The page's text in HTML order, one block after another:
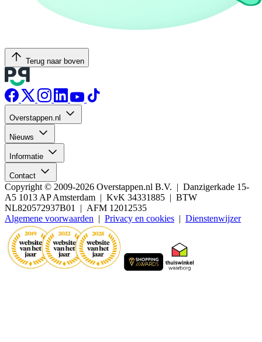
Terug naar boven
Overstappen.nl
Nieuws
Informatie
Contact
Copyright © 2009-2026 Overstappen.nl B.V. | Danzigerkade 15-
A5 1013 AP Amsterdam | KvK 34331885 | BTW
NL820572937B01 | AFM 12012535
Algemene voorwaarden | Privacy en cookies | Dienstenwijzer